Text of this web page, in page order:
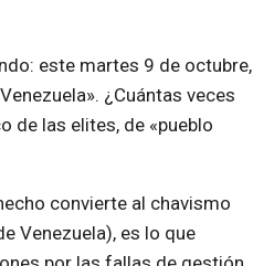
este martes 9 de octubre,
¿Cuántas veces
de las elites, de «pueblo
convierte al chavismo
Venezuela), es lo que